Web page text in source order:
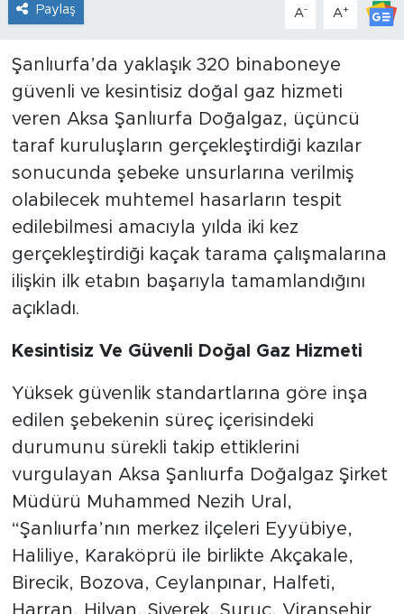
Paylaş A- A+
Şanlıurfa’da yaklaşık 320 binaboneye
güvenli ve kesintisiz doğal gaz hizmeti
veren Aksa Şanlıurfa Doğalgaz, üçüncü
taraf kuruluşların gerçekleştirdiği kazılar
sonucunda şebeke unsurlarına verilmiş
olabilecek muhtemel hasarların tespit
edilebilmesi amacıyla yılda iki kez
gerçekleştirdiği kaçak tarama çalışmalarına
ilişkin ilk etabın başarıyla tamamlandığını
açıkladı.
Kesintisiz Ve Güvenli Doğal Gaz Hizmeti
Yüksek güvenlik standartlarına göre inşa
edilen şebekenin süreç içerisindeki
durumunu sürekli takip ettiklerini
vurgulayan Aksa Şanlıurfa Doğalgaz Şirket
Müdürü Muhammed Nezih Ural,
“Şanlıurfa’nın merkez ilçeleri Eyyübiye,
Haliliye, Karaköprü ile birlikte Akçakale,
Birecik, Bozova, Ceylanpınar, Halfeti,